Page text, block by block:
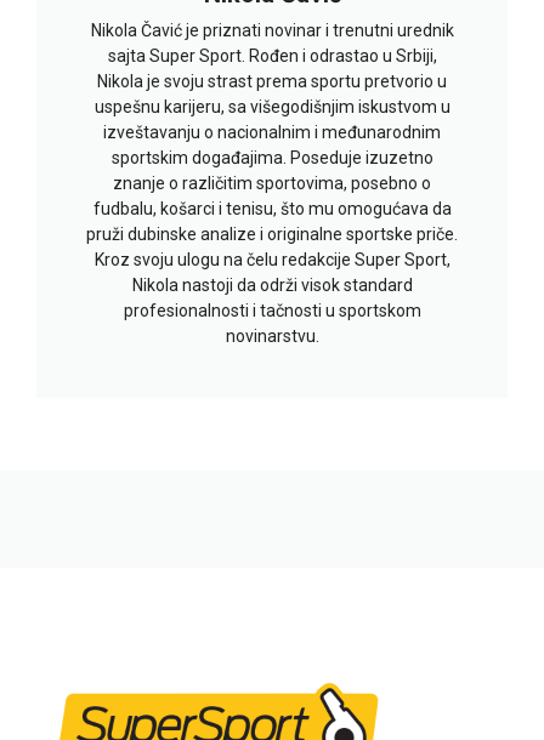
Nikola Čavić je priznati novinar i trenutni urednik
sajta Super Sport. Rođen i odrastao u Srbiji,
Nikola je svoju strast prema sportu pretvorio u
uspešnu karijeru, sa višegodišnjim iskustvom u
izveštavanju o nacionalnim i međunarodnim
sportskim događajima. Poseduje izuzetno
znanje o različitim sportovima, posebno o
fudbalu, košarci i tenisu, što mu omogućava da
pruži dubinske analize i originalne sportske priče.
Kroz svoju ulogu na čelu redakcije Super Sport,
Nikola nastoji da održi visok standard
profesionalnosti i tačnosti u sportskom
novinarstvu.